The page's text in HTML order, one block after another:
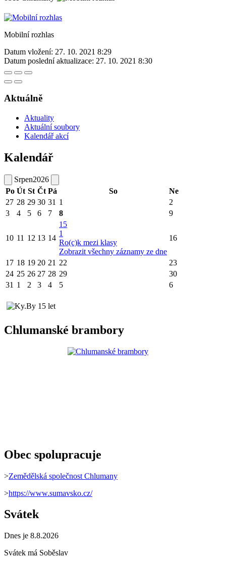
Mobilní rozhlas
Datum vložení: 27. 10. 2021 8:29
Datum poslední aktualizace: 27. 10. 2021 8:30
Aktuálně
Aktuality
Aktuální soubory
Kalendář akcí
Kalendář
Srpen2026
Po Út St Čt Pá So
Ne
27 28 29 30 31 1
2
3
4 5 6 7 8 9
10 11 12 13 14
15
1
Ro(c)k mezi klasy
Zobrazit všechny záznamy ze dne
16
17 18 19 20 21 22
23
24 25 26 27 28 29
30
31 1 2 3 4 5 6
Chlumanské brambory
Obec spolupracuje
>Zemědělská společnost Chlumany
>https://www.sumavsko.cz/
Svátek
Dnes je 8.8.2026
Svátek má Soběslav